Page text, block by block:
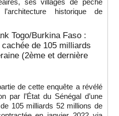
l’architecture historique de
Togo/Burkina Faso :
cachée de 105 milliards
(2ème et dernière
de cette enquête a révélé
par l’État du Sénégal d’une
105 milliards 52 millions de